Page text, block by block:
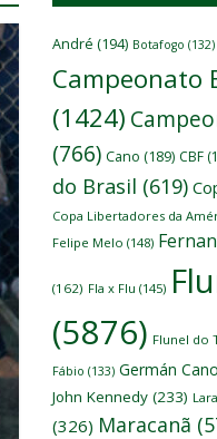
André (194) Botafogo (132)
Campeonato
(1424)
(766) Cano (189) CBF
do Brasil (619)
Copa Libertadores da
Felipe Melo (148)
(162) Fla x Flu (145)
(5876) Flunel do
Fábio (133) Germán Cano
John Kennedy (233)
(326) Maracanã